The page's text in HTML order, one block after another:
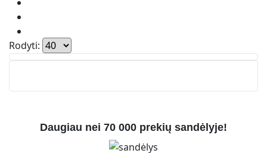
Rodyti:
Daugiau nei 70 000 prekių sandėlyje!